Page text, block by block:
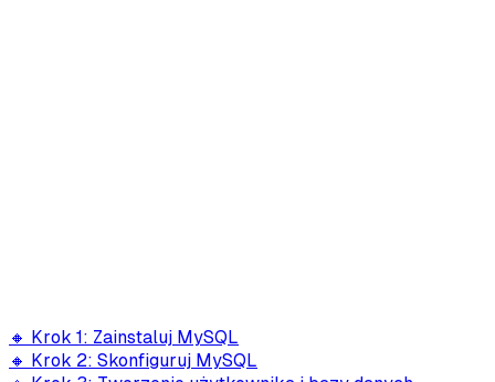
🔸 Krok 1: Zainstaluj MySQL
🔸 Krok 2: Skonfiguruj MySQL